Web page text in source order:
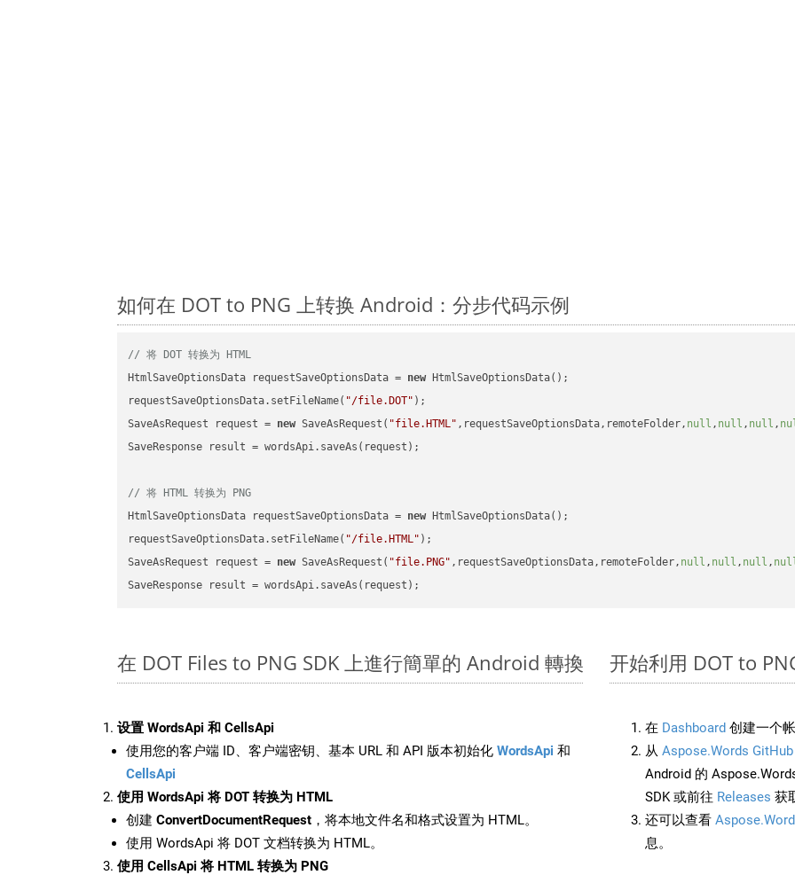
如何在 DOT to PNG 上转换 Android：分步代码示例
// 将 DOT 转换为 HTML
HtmlSaveOptionsData requestSaveOptionsData = new HtmlSaveOptionsData();
requestSaveOptionsData.setFileName( "/file.DOT" );
SaveAsRequest request = new SaveAsRequest( "file.HTML" ,requestSaveOptionsData,remoteFolder, null , null , null ,
SaveResponse result = wordsApi.saveAs(request);
// 将 HTML 转换为 PNG
HtmlSaveOptionsData requestSaveOptionsData = new HtmlSaveOptionsData();
requestSaveOptionsData.setFileName( "/file.HTML" );
SaveAsRequest request = new SaveAsRequest( "file.PNG" ,requestSaveOptionsData,remoteFolder, null , null , null ,
在 DOT Files to PNG SDK 上進行簡單的 Android 轉換
设置 WordsApi 和 CellsApi
使用您的客户端 ID、客户端密钥、基本 URL 和 API 版本初始化 WordsApi 和
CellsApi
使用 WordsApi 将 DOT 转换为 HTML
创建 ConvertDocumentRequest ，将本地文件名和格式设置为 HTML。
使用 WordsApi 将 DOT 文档转换为 HTML。
使用 CellsApi 将 HTML 转换为 PNG
开始利用 DOT to
在 Dashboard 创建一个
从 Aspose.Words GitHub
Android 的
SDK 或前往 Releases 获
还可以查看
息。